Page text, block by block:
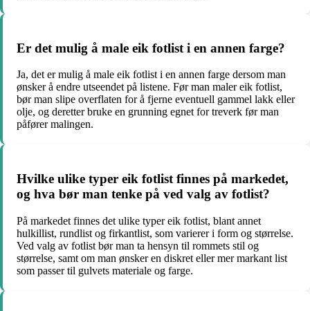
Er det mulig å male eik fotlist i en annen farge?
Ja, det er mulig å male eik fotlist i en annen farge dersom man
ønsker å endre utseendet på listene. Før man maler eik fotlist,
bør man slipe overflaten for å fjerne eventuell gammel lakk eller
olje, og deretter bruke en grunning egnet for treverk før man
påfører malingen.
Hvilke ulike typer eik fotlist finnes på markedet,
og hva bør man tenke på ved valg av fotlist?
På markedet finnes det ulike typer eik fotlist, blant annet
hulkillist, rundlist og firkantlist, som varierer i form og størrelse.
Ved valg av fotlist bør man ta hensyn til rommets stil og
størrelse, samt om man ønsker en diskret eller mer markant list
som passer til gulvets materiale og farge.